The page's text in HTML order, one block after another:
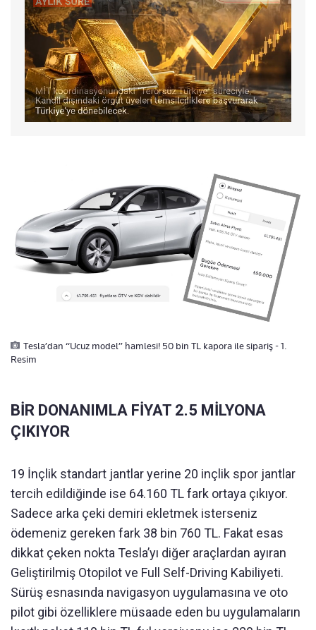
Tesla’dan “Ucuz model” hamlesi! 50 bin TL kapora ile sipariş - 1.
Resim
BİR DONANIMLA FİYAT 2.5 MİLYONA
ÇIKIYOR
19 İnçlik standart jantlar yerine 20 inçlik spor jantlar
tercih edildiğinde ise 64.160 TL fark ortaya çıkıyor.
Sadece arka çeki demiri ekletmek isterseniz
ödemeniz gereken fark 38 bin 760 TL. Fakat esas
dikkat çeken nokta Tesla’yı diğer araçlardan ayıran
Geliştirilmiş Otopilot ve Full Self-Driving Kabiliyeti.
Sürüş esnasında navigasyon uygulamasına ve oto
pilot gibi özelliklere müsaade eden bu uygulamaların